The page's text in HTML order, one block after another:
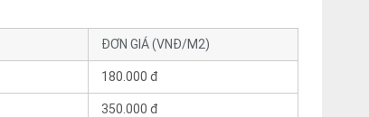
ĐƠN GIÁ (VNĐ/M2)
180.000 đ
350.000 đ